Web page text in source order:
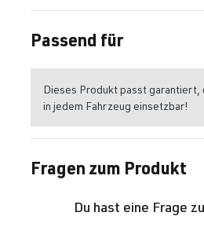
Passend für
Dieses Produkt passt garantiert,
in jedem Fahrzeug einsetzbar!
Fragen zum Produkt
Du hast eine Frage